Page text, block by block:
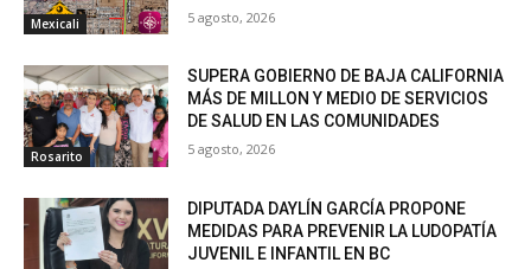
Mexicali 5 agosto, 2026
Rosarito
SUPERA GOBIERNO DE BAJA CALIFORNIA
MÁS DE MILLON Y MEDIO DE SERVICIOS
DE SALUD EN LAS COMUNIDADES
5 agosto, 2026
DIPUTADA DAYLÍN GARCÍA PROPONE
MEDIDAS PARA PREVENIR LA LUDOPATÍA
JUVENIL E INFANTIL EN BC